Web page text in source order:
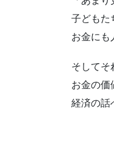
子どもた
お金にも
そしてそ
お金の価
経済の話